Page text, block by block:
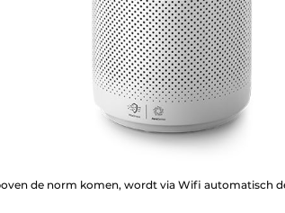
de norm komen, wordt via Wifi automatisch